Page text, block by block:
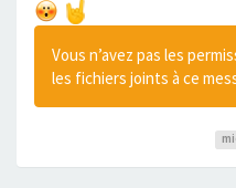
Vous n’avez pas les
les fichiers joints à ce